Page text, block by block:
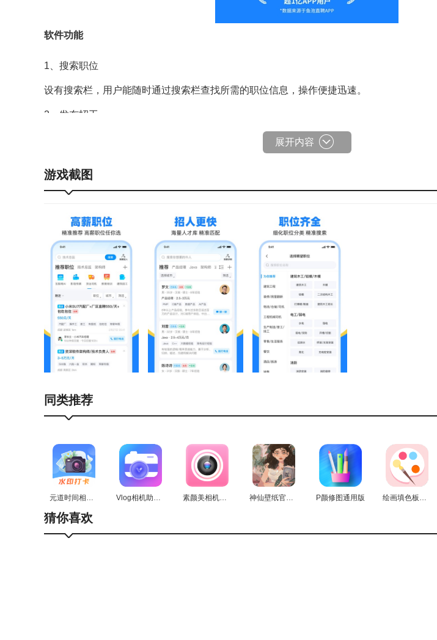
软件功能
1、搜索职位
设有搜索栏，用户能随时通过搜索栏查找所需的职位信息，操作便捷迅速。
2、发布招工
若用户存在用人需求，可随时于软件上发布招工信息，静候人才前来应聘。
软件能够为求职者推送大量职位，用户随时都能在线查看，以此作为就业参考。
用户能够随时于软件上发布找工作任务的信息，静候相关用人单位与你取得联系。
5、订阅好活
用户可在软件上订阅好活，开启订阅后，便能便捷获取相关信息，我们全力支持这一操作。
6、联系客服
若用户在软件使用过程中碰到问题，可联系客服，以便迅速解决相关问题。
软件特色
平台为用户提供海量职位及找活信息，用户可随时浏览，充分满足不同用户的信息需求。
职位信息、找活信息每天都会实时更新，为用户提供更多相关信息。
3、安全指南
可以在软件里面的“安全指南”里面了解安全知识，求职更安心。
4、多样工种
展开内容
游戏截图
同类推荐
元道时间相机安卓直装版 Vlog相机助手通用版 素颜美相机官方最新版 神仙壁纸官方版 P颜修图通用版 绘画填色板安卓版
猜你喜欢